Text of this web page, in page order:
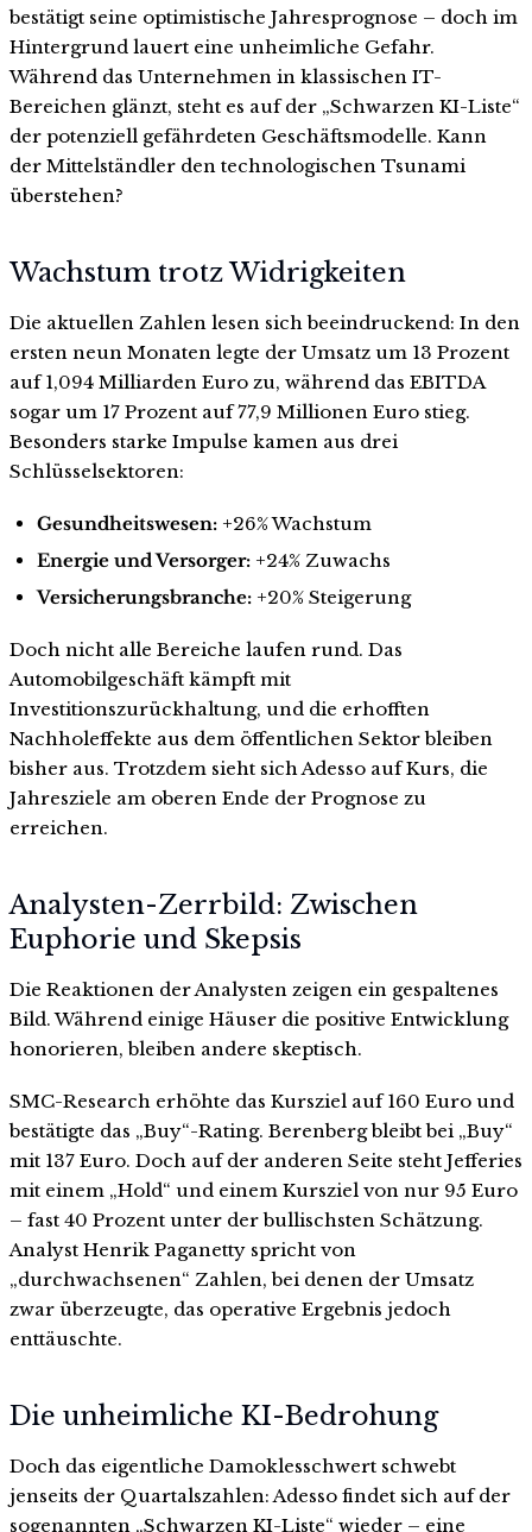
bestätigt seine optimistische Jahresprognose – doch im
Hintergrund lauert eine unheimliche Gefahr.
Während das Unternehmen in klassischen IT-
Bereichen glänzt, steht es auf der „Schwarzen KI-Liste“
der potenziell gefährdeten Geschäftsmodelle. Kann
der Mittelständler den technologischen Tsunami
überstehen?
Wachstum trotz Widrigkeiten
Die aktuellen Zahlen lesen sich beeindruckend: In den
ersten neun Monaten legte der Umsatz um 13 Prozent
auf 1,094 Milliarden Euro zu, während das EBITDA
sogar um 17 Prozent auf 77,9 Millionen Euro stieg.
Besonders starke Impulse kamen aus drei
Schlüsselsektoren:
Gesundheitswesen:+26% Wachstum
Energie und Versorger:+24% Zuwachs
Versicherungsbranche:+20% Steigerung
Doch nicht alle Bereiche laufen rund. Das
Automobilgeschäft kämpft mit
Investitionszurückhaltung, und die erhofften
Nachholeffekte aus dem öffentlichen Sektor bleiben
bisher aus. Trotzdem sieht sich Adesso auf Kurs, die
Jahresziele am oberen Ende der Prognose zu
erreichen.
Analysten-Zerrbild: Zwischen
Euphorie und Skepsis
Die Reaktionen der Analysten zeigen ein gespaltenes
Bild. Während einige Häuser die positive Entwicklung
honorieren, bleiben andere skeptisch.
SMC-Research erhöhte das Kursziel auf 160 Euro und
bestätigte das „Buy“-Rating. Berenberg bleibt bei „Buy“
mit 137 Euro. Doch auf der anderen Seite steht Jefferies
mit einem „Hold“ und einem Kursziel von nur 95 Euro
– fast 40 Prozent unter der bullischsten Schätzung.
Analyst Henrik Paganetty spricht von
„durchwachsenen“ Zahlen, bei denen der Umsatz
zwar überzeugte, das operative Ergebnis jedoch
enttäuschte.
Die unheimliche KI-Bedrohung
Doch das eigentliche Damoklesschwert schwebt
jenseits der Quartalszahlen: Adesso findet sich auf der
sogenannten „Schwarzen KI-Liste“ wieder – eine